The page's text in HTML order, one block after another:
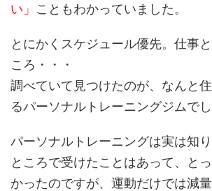
い」 こともわかっていました。
とにかくスケジュール優先。仕事
ころ・・・
調べていて見つけたのが、なんと
るパーソナルトレーニングジムでし
パーソナルトレーニングは実は知
ところで受けたことはあって、と
かったのですが、運動だけでは減